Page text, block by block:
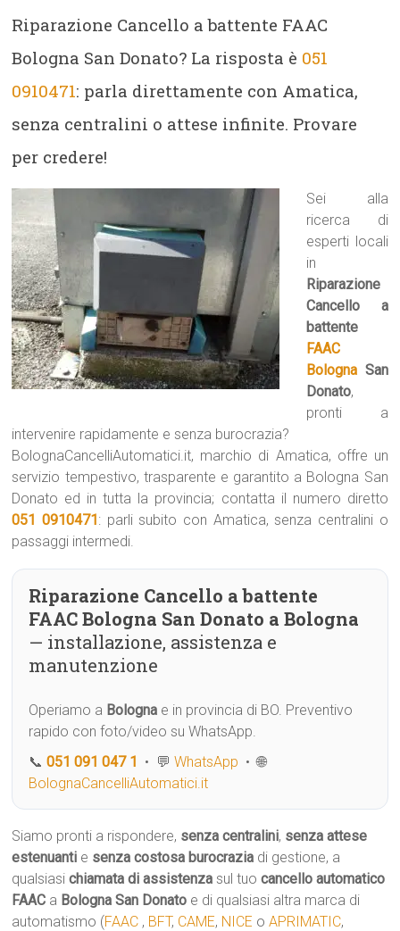
Riparazione Cancello a battente FAAC
Bologna San Donato? La risposta è 051
0910471: parla direttamente con Amatica,
senza centralini o attese infinite. Provare
per credere!
Sei alla
ricerca di
esperti locali
in
Riparazione
Cancello a
battente
FAAC
Bologna San
Donato,
pronti a
intervenire rapidamente e senza burocrazia?
BolognaCancelliAutomatici.it, marchio di Amatica, offre un
servizio tempestivo, trasparente e garantito a Bologna San
Donato ed in tutta la provincia; contatta il numero diretto
051 0910471: parli subito con Amatica, senza centralini o
passaggi intermedi.
Riparazione Cancello a battente
FAAC Bologna San Donato a Bologna
— installazione, assistenza e
manutenzione
Operiamo a Bologna e in provincia di BO. Preventivo
rapido con foto/video su WhatsApp.
📞051 091 047 1 • 💬WhatsApp • 🌐
BolognaCancelliAutomatici.it
Siamo pronti a rispondere, senza centralini, senza attese
estenuanti e senza costosa burocrazia di gestione, a
qualsiasichiamata di assistenza sul tuocancello automatico
FAAC a Bologna San Donato e di qualsiasi altra marca di
automatismo (FAAC , BFT, CAME, NICE oAPRIMATIC,